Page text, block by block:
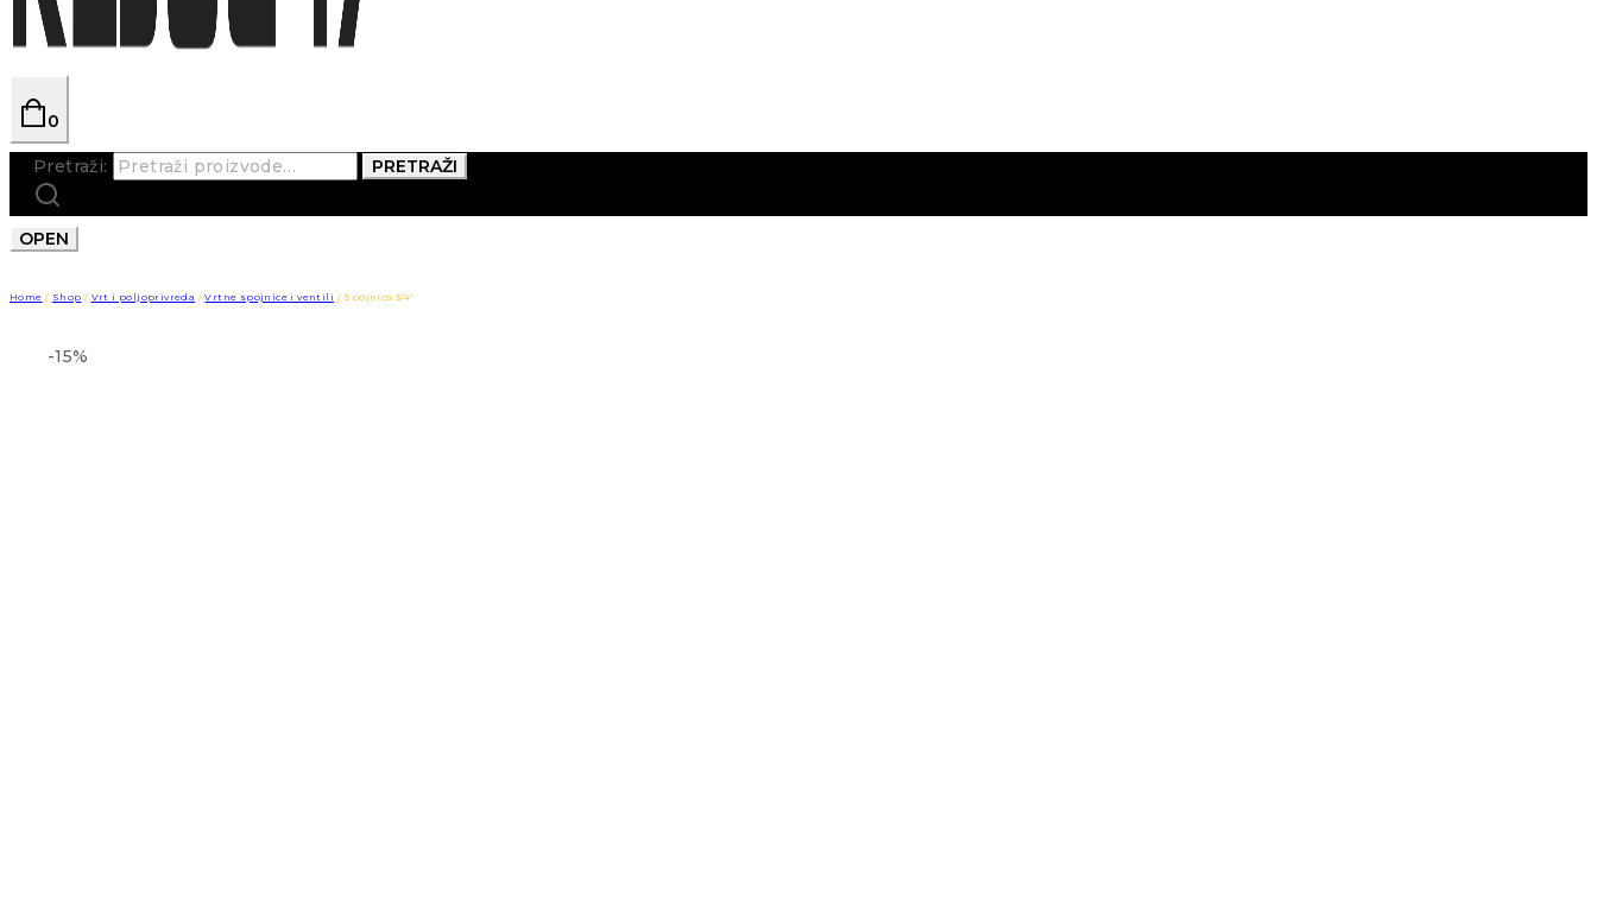
0
Pretraži: PRETRAŽI
OPEN
Home / Shop / Vrt i poljoprivreda / Vrtne spojnice i ventili / Spojnica 3/4″
-15%